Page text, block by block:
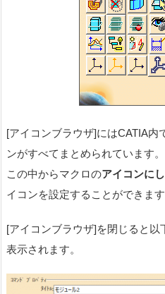
[アイコンブラウザ]にはCATIA内
ンがすべてまとめられています。
この中からマクロのアイコンに
イコンを設定することができます
[アイコンブラウザ]を閉じると
表示されます。